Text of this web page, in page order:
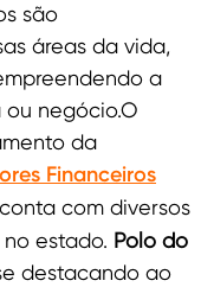
são
áreas da vida,
a
ou negócio.O
da
Financeiros
com diversos
estado. Polo do
destacando ao